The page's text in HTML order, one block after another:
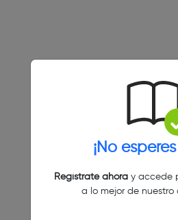
¡No
Regístrate ahoray accede
a lo mejor de nuestro